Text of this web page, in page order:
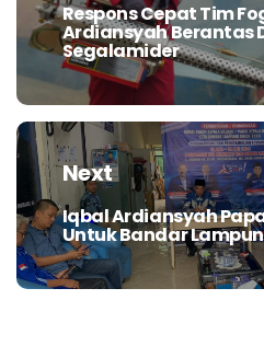
Previous
post:
Respons Cepat Tim
Ardiansyah Berantas
Segalamider
Next
Next
post:
Iqbal Ardiansyah
Untuk Bandar